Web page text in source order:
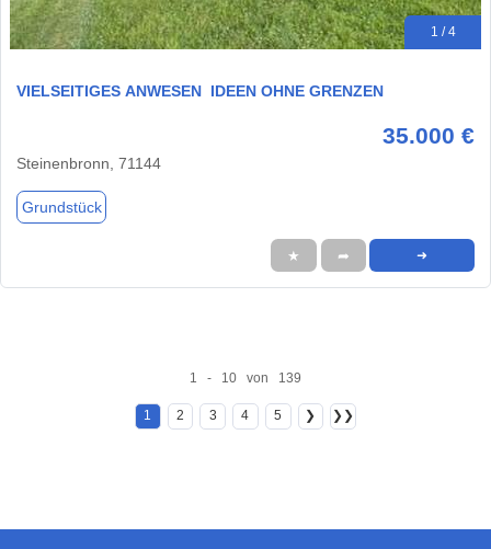
1 / 4
VIELSEITIGES ANWESEN  IDEEN OHNE GRENZEN
35.000 €
Steinenbronn, 71144
Grundstück
★ ➦ ➜
1 - 10 von 139
1 2 3 4 5 ❯ ❯❯